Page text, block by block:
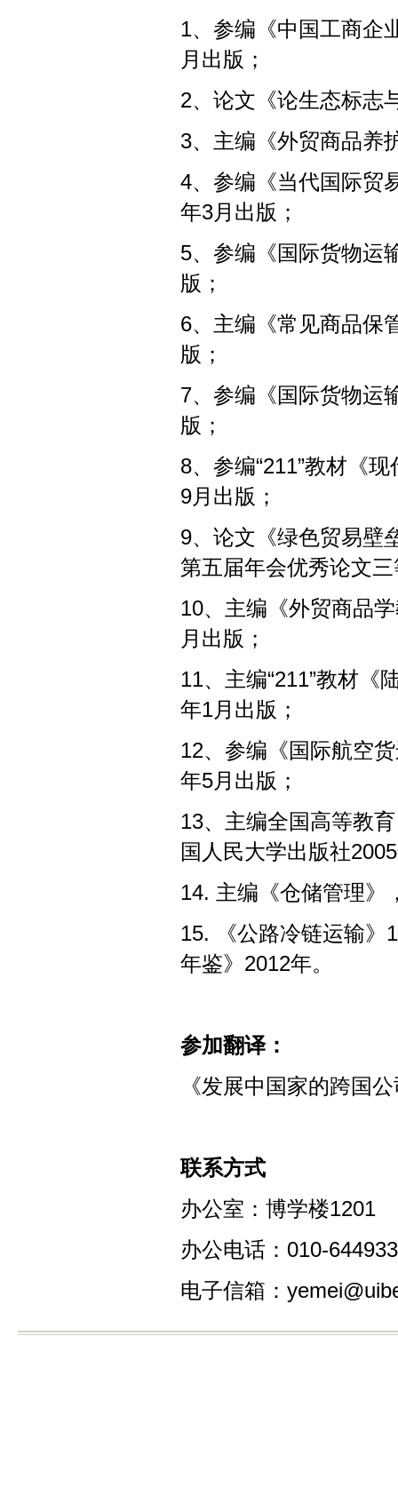
1、参编《中国工商企
月出版；
2、论文《论生态标志
3、主编《外贸商品养
4、参编《当代国际贸
年3月出版；
5、参编《国际货物运
版；
6、主编《常见商品保
版；
7、参编《国际货物运
版；
8、参编“211”教材《
9月出版；
9、论文《绿色贸易壁
第五届年会优秀论文
10、主编《外贸商品
月出版；
11、主编“211”教材《
年1月出版；
12、参编《国际航空
年5月出版；
13、主编全国高等教
国人民大学出版社
14. 主编《仓储管理》
15. 《公路冷链运输》
年鉴》2012年。
参加翻译：
《发展中国家的跨国
联系方式
办公室：博学楼1201
办公电话：010-
电子信箱：